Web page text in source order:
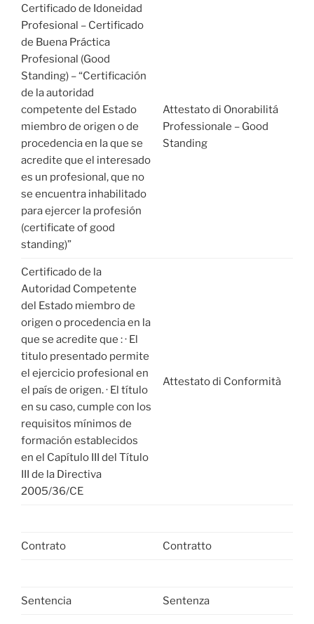
Certificado de Idoneidad
Profesional – Certificado
de Buena Práctica
Profesional (Good
Standing) – “Certificación
de la autoridad
competente del Estado
miembro de origen o de
procedencia en la que se
acredite que el interesado
es un profesional, que no
se encuentra inhabilitado
para ejercer la profesión
(certificate of good
standing)”
Attestato di Onorabilitá
Professionale – Good
Standing
Certificado de la
Autoridad Competente
del Estado miembro de
origen o procedencia en la
que se acredite que : · El
titulo presentado permite
el ejercicio profesional en
el país de origen. · El título
en su caso, cumple con los
requisitos mínimos de
formación establecidos
en el Capítulo III del Título
III de la Directiva
2005/36/CE
Attestato di Conformità
Contrato Contratto
Sentencia Sentenza